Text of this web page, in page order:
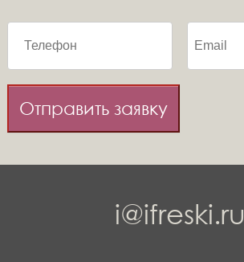
Отправить заявку
i@ifreski.ru